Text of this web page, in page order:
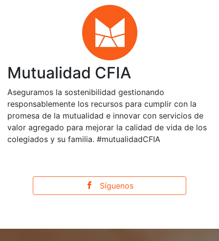
Mutualidad CFIA
Aseguramos la sostenibilidad gestionando
responsablemente los recursos para cumplir con la
promesa de la mutualidad e innovar con servicios de
valor agregado para mejorar la calidad de vida de los
colegiados y su familia. #mutualidadCFIA
Síguenos